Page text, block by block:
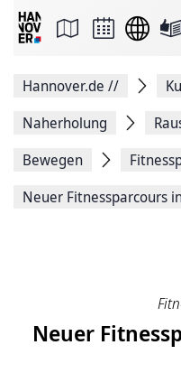
Seite
Facebook
teilen
Seitenlink
Seite
Hannover.de //
Naherholung
Bewegen
Neuer Fitnessparcours
Neuer